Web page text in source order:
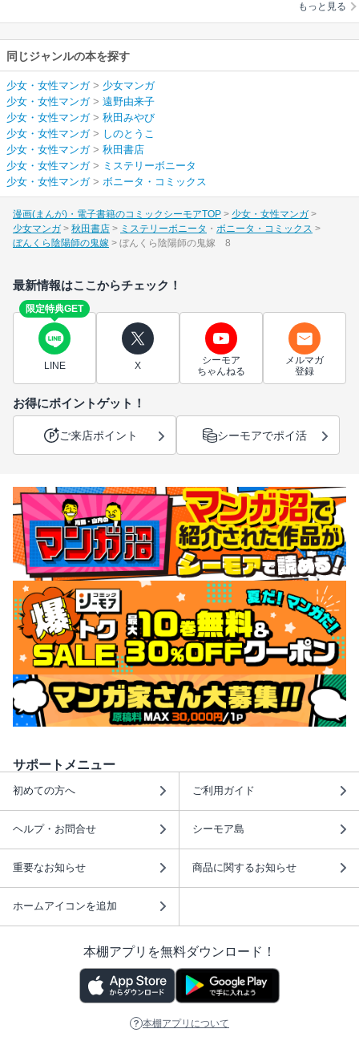
もっと見る
同じジャンルの本を探す
少女・女性マンガ> 少女マンガ
少女・女性マンガ> 遠野由来子
少女・女性マンガ> 秋田みやび
少女・女性マンガ> しのとうこ
少女・女性マンガ> 秋田書店
少女・女性マンガ> ミステリーボニータ
少女・女性マンガ> ボニータ・コミックス
漫画(まんが)・電子書籍のコミックシーモアTOP
少女・女性マンガ
少女マンガ
秋田書店 ミステリーボニータ
ボニータ・コミックス
ぼんくら陰陽師の鬼嫁
ぼんくら陰陽師の鬼嫁 8
最新情報はここからチェック！
限定特典GET
LINE X
シーモア
ちゃんねる
メルマガ
登録
お得にポイントゲット！
ご来店ポイント シーモアでポイ活
サポートメニュー
初めての方へ ご利用ガイド
ヘルプ・お問合せ シーモア島
重要なお知らせ 商品に関するお知らせ
ホームアイコンを追加
本棚アプリを無料ダウンロード！
本棚アプリについて